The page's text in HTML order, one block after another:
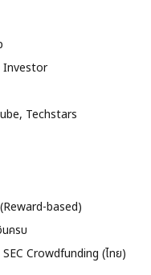
Investor
Techstars
based)
ครบ
Crowdfunding (ไทย)